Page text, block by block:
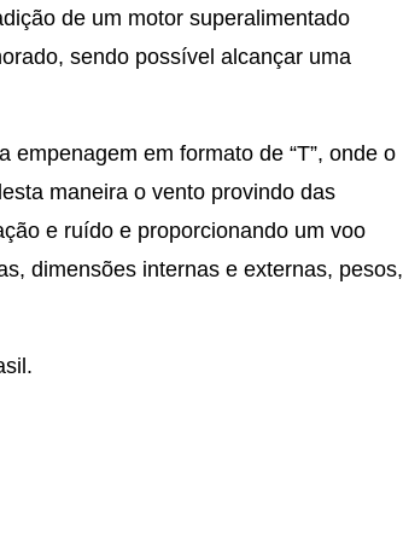
de um motor superalimentado
sendo possível alcançar uma
em formato de “T”, onde o
maneira o vento provindo das
e ruído e proporcionando um voo
dimensões internas e externas, pesos,